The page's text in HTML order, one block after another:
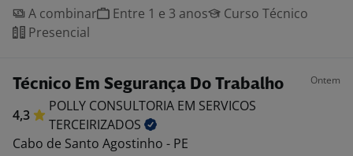
A combinar
Entre 1 e 3 anos
Curso Técnico
Presencial
Técnico Em Segurança Do Trabalho Ontem
4,3
POLLY CONSULTORIA EM SERVICOS
TERCEIRIZADOS
Cabo de Santo Agostinho - PE